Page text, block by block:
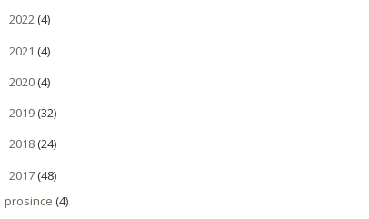
2022(4)
2021 (4)
2020(4)
2019(32)
2018(24)
2017(48)
prosince (4)